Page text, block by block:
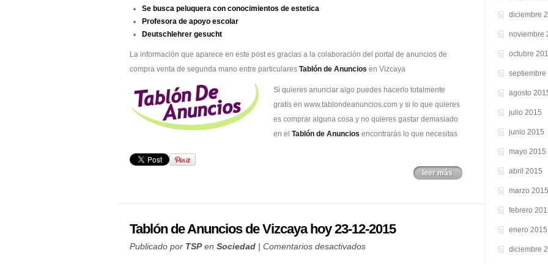
Se busca peluquera con conocimientos de estetica
Profesora de apoyo escolar
Deutschlehrer gesucht
La información que aparece en este post es gracias a la colaboración del portal de anuncios de
compra venta de segunda mano entre particulares Tablón de Anuncios en Vizcaya
Si quieres anunciar algo puedes hacerlo totalmente
gratis en www.tablondeanuncios.com y si lo que quieres
es comprar alguna cosa y no quieres gastar demasiado
en el Tablón de Anuncios encontrarás lo que necesitas
leer más
Tablón de Anuncios de Vizcaya hoy 23-12-2015
Publicado por TSPen Sociedad | Comentarios desactivadosen
diciembre
noviembre
octubre
septiembre
agosto
julio 2015
junio 2015
mayo 2015
abril 2015
marzo 2015
febrero
enero 2015
diciembre